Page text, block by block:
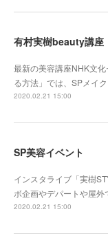
有村実樹beauty講座
最新の美容講座NHK文
る方法」では、SPメイ
2020.02.21 15:00
SP美容イベント
インスタライブ「実樹
ボ企画やデパートや屋外
2020.02.21 15:00